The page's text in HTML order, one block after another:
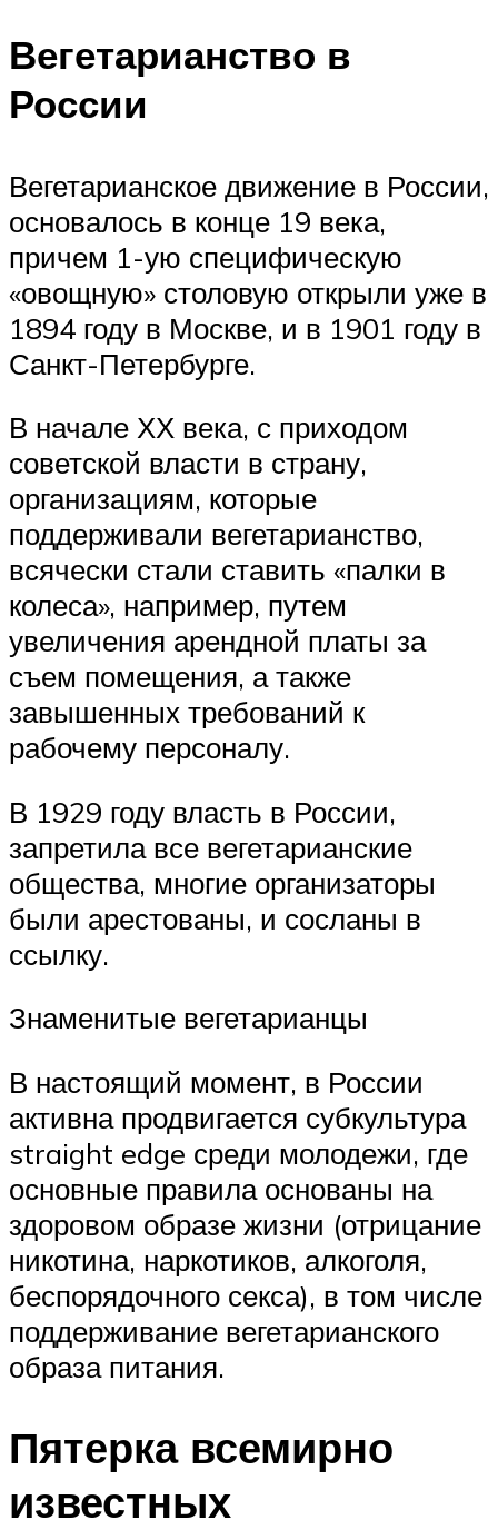
Вегетарианство в
России
Вегетарианское движение в России,
основалось в конце 19 века,
причем 1-ую специфическую
«овощную» столовую открыли уже в
1894 году в Москве, и в 1901 году в
Санкт-Петербурге.
В начале ХХ века, с приходом
советской власти в страну,
организациям, которые
поддерживали вегетарианство,
всячески стали ставить «палки в
колеса», например, путем
увеличения арендной платы за
съем помещения, а также
завышенных требований к
рабочему персоналу.
В 1929 году власть в России,
запретила все вегетарианские
общества, многие организаторы
были арестованы, и сосланы в
ссылку.
Знаменитые вегетарианцы
В настоящий момент, в России
активна продвигается субкультура
straight edge среди молодежи, где
основные правила основаны на
здоровом образе жизни (отрицание
никотина, наркотиков, алкоголя,
беспорядочного секса), в том числе
поддерживание вегетарианского
образа питания.
Пятерка всемирно
известных